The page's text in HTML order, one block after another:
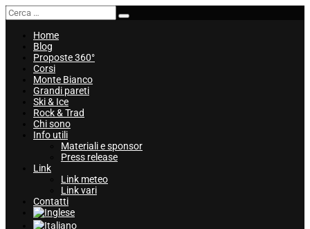
Home
Blog
Proposte 360°
Corsi
Monte Bianco
Grandi pareti
Ski & Ice
Rock & Trad
Chi sono
Info utili
Materiali e sponsor
Press release
Link
Link meteo
Link vari
Contatti